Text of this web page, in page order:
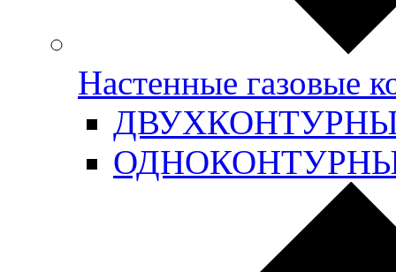
Настенные газовые